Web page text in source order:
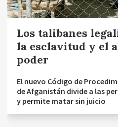
Los talibanes
la esclavitud y el
poder
El nuevo Código de
de Afganistán divide a las
y permite matar sin juicio